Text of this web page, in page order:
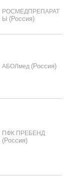
РОСМЕДПРЕПАРАТ
Ы (Россия)
АБОЛмед (Россия)
ПФК ПРЕБЕНД
(Россия)